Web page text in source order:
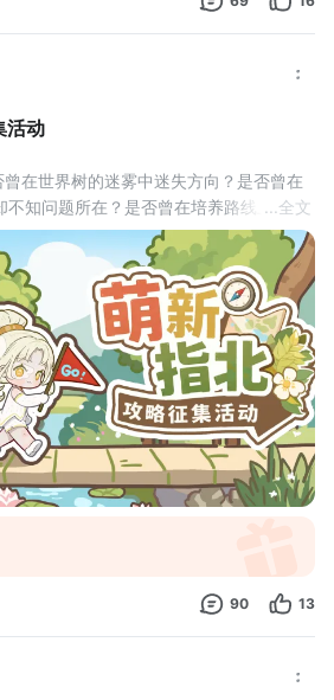
活动
在世界树的迷雾中迷失方向？是否曾在
不知问题所在？是否曾在培养路线上浪费
如果早知道就好了”？
新点亮灯火了。
动正式开启！我们在此征集所有老玩家的
期踩过的坑、走过的弯路、以及值得注
后来者的指路明灯~
全文
90 13